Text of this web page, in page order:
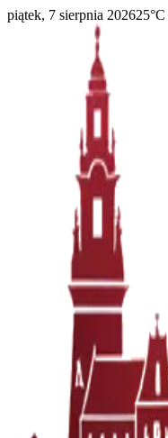
piątek, 7 sierpnia 202625°C